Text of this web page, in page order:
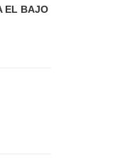
EL BAJO